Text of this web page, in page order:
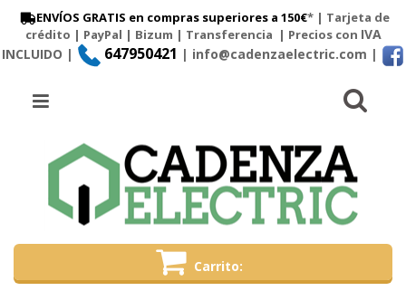
ENVÍOS GRATIS en compras superiores a 150€* | Tarjeta de
crédito | PayPal | Bizum | Transferencia | Precios con IVA
INCLUIDO |
647950421 | info@cadenzaelectric.com |
Carrito
Menú